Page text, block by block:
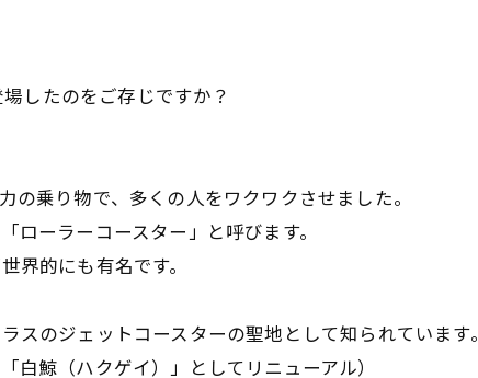
したのをご存じですか？
乗り物で、多くの人をワクワクさせました。
ーラーコースター」と呼びます。
界的にも有名です。
のジェットコースターの聖地として知られています。
鯨（ハクゲイ）」としてリニューアル）